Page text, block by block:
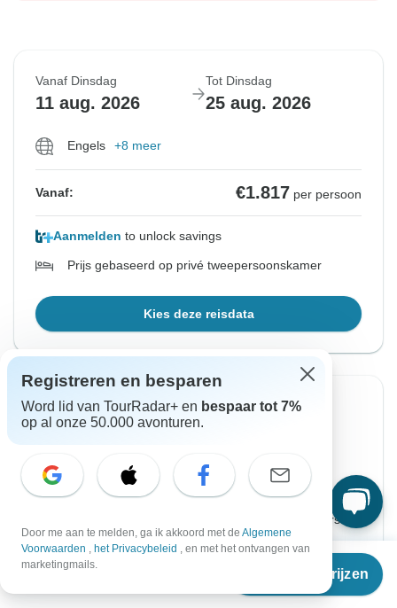
Vanaf
Reisdata & prijzen
Vanaf Dinsdag
11 aug. 2026
Tot Dinsdag
25 aug. 2026
Engels +8 meer
Vanaf: €1.817 per persoon
Aanmelden to unlock savings
Prijs gebaseerd op privé tweepersoonskamer
Kies deze reisdata
Vanaf Woensdag
12 aug. 2026
Tot Woensdag
Engels +8 meer
per persoon
Aanmelden
Prijs gebaseerd op privé tweepersoonskamer
Registreren en besparen
Word lid van TourRadar+ en bespaar tot 7%
op al onze 50.000 avonturen.
Door me aan te melden, ga ik akkoord met de Algemene
Voorwaarden , het Privacybeleid , en met het ontvangen van
marketingmails.